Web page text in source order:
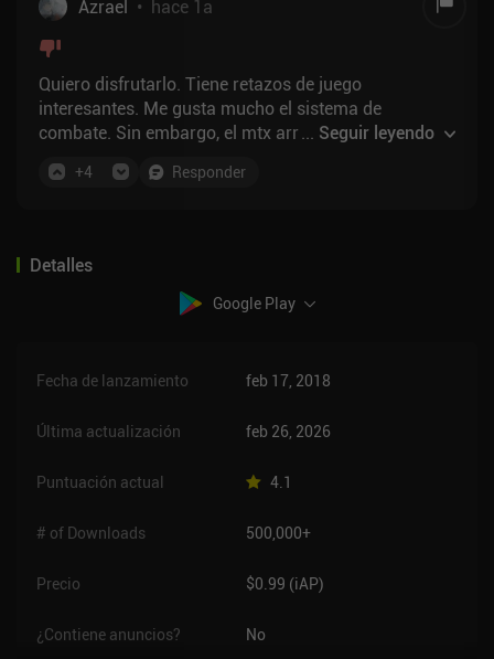
Azrael • hace 1a
Quiero disfrutarlo. Tiene retazos de juego
interesantes. Me gusta mucho el sistema de
combate. Sin embargo, el mtx arruinó la progresión y
sea tedioso de jugar.
... Seguir leyendo
+4 Responder
Detalles
Google Play
Fecha de lanzamiento feb 17, 2018
Última actualización feb 26, 2026
Puntuación actual 4.1
# of Downloads 500,000+
Precio $0.99 (iAP)
¿Contiene anuncios? No